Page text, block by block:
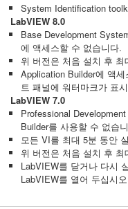
System Identification
LabVIEW 8.0
Base Development
에 액세스할 수 없습니다.
위 버전은 처음 설치 후
Application Builder에 액
트 패널에 워터마크가 표
LabVIEW 7.0
Professional
Builder를 사용할 수 없습
모든 VI를 최대 5분 동안
위 버전은 처음 설치 후
LabVIEW를 닫거나 다시
LabVIEW를 열어 두십시